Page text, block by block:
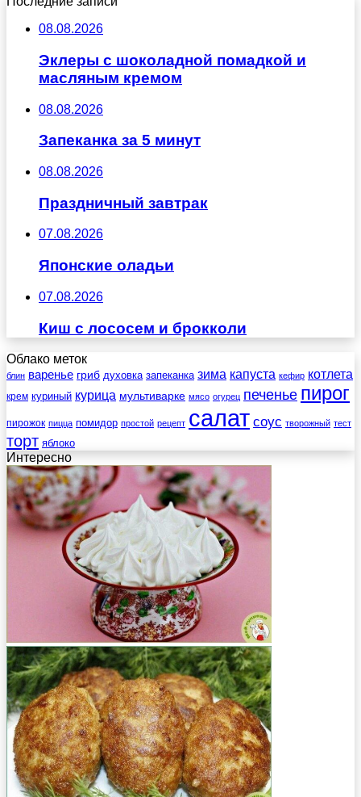
08.08.2026
Эклеры с шоколадной помадкой и
масляным кремом
08.08.2026
Запеканка за 5 минут
08.08.2026
Праздничный завтрак
07.08.2026
Японские оладьи
07.08.2026
Киш с лососем и брокколи
Облако меток
блин варенье гриб духовка запеканка зима капуста кефир котлета
крем куриный курица мультиварке мясо огурец печенье пирог
пирожок пицца помидор простой рецепт салат соус творожный тест
торт яблоко
Интересно